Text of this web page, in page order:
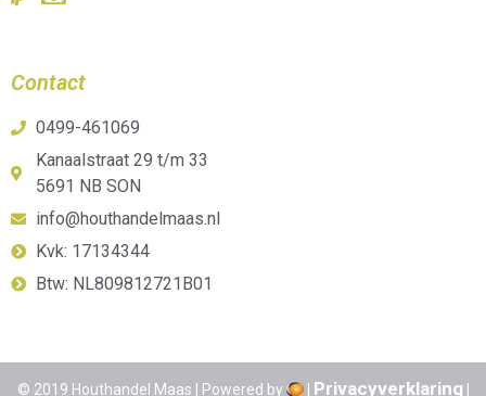
Contact
0499-461069
Kanaalstraat 29 t/m 33
5691 NB SON
info@houthandelmaas.nl
Kvk: 17134344
Btw: NL809812721B01
© 2019 Houthandel Maas | Powered by | Privacyverklaring|